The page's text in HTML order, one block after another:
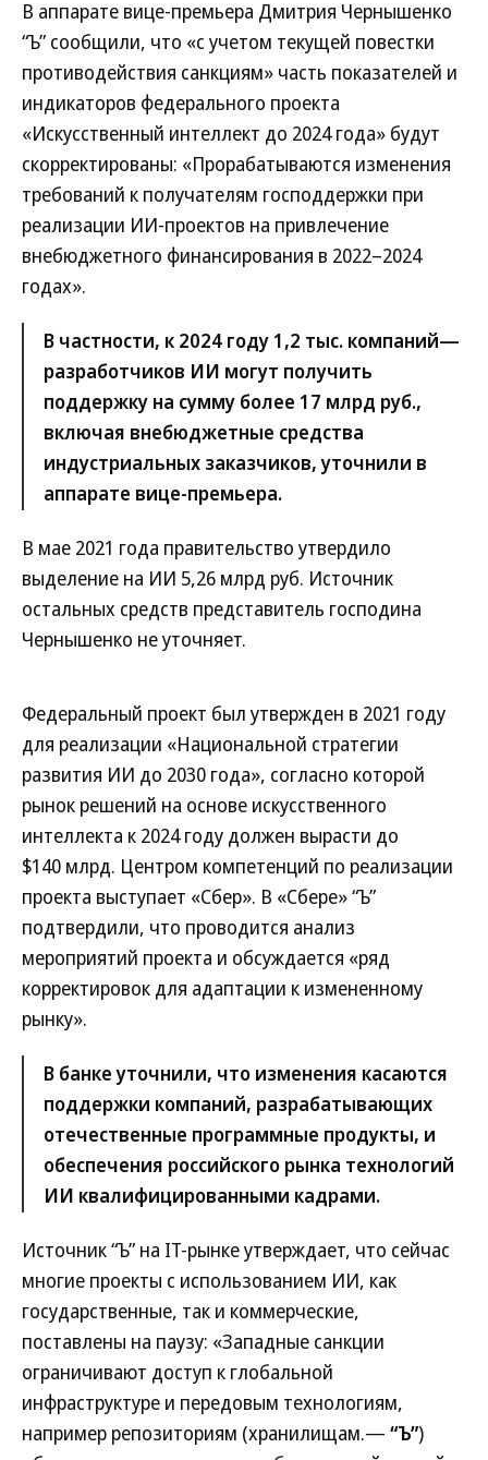
В аппарате вице-премьера Дмитрия Чернышенко
“Ъ” сообщили, что «с учетом текущей повестки
противодействия санкциям» часть показателей и
индикаторов федерального проекта
«Искусственный интеллект до 2024 года» будут
скорректированы: «Прорабатываются изменения
требований к получателям господдержки при
реализации ИИ-проектов на привлечение
внебюджетного финансирования в 2022–2024
годах».
В частности, к 2024 году 1,2 тыс. компаний—
разработчиков ИИ могут получить
поддержку на сумму более 17 млрд руб.,
включая внебюджетные средства
индустриальных заказчиков, уточнили в
аппарате вице-премьера.
В мае 2021 года правительство утвердило
выделение на ИИ 5,26 млрд руб. Источник
остальных средств представитель господина
Чернышенко не уточняет.
Федеральный проект был утвержден в 2021 году
для реализации «Национальной стратегии
развития ИИ до 2030 года», согласно которой
рынок решений на основе искусственного
интеллекта к 2024 году должен вырасти до
$140 млрд. Центром компетенций по реализации
проекта выступает «Сбер». В «Сбере» “Ъ”
подтвердили, что проводится анализ
мероприятий проекта и обсуждается «ряд
корректировок для адаптации к измененному
рынку».
В банке уточнили, что изменения касаются
поддержки компаний, разрабатывающих
отечественные программные продукты, и
обеспечения российского рынка технологий
ИИ квалифицированными кадрами.
Источник “Ъ” на IT-рынке утверждает, что сейчас
многие проекты с использованием ИИ, как
государственные, так и коммерческие,
поставлены на паузу: «Западные санкции
ограничивают доступ к глобальной
инфраструктуре и передовым технологиям,
например репозиториям (хранилищам.— “Ъ”)